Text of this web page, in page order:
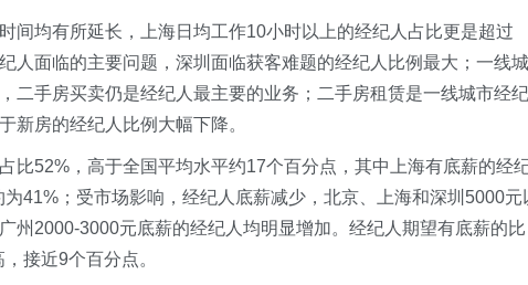
间均有所延长，上海日均工作10小时以上的经纪人占比更是超过
人面临的主要问题，深圳面临获客难题的经纪人比例最大；一线城
二手房买卖仍是经纪人最主要的业务；二手房租赁是一线城市经纪
新房的经纪人比例大幅下降。
比52%，高于全国平均水平约17个百分点，其中上海有底薪的经
41%；受市场影响，经纪人底薪减少，北京、上海和深圳5000元
州2000-3000元底薪的经纪人均明显增加。经纪人期望有底薪的比
接近9个百分点。